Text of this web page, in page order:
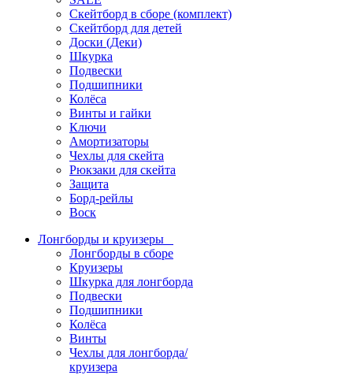
Скейтборд в сборе (комплект)
Скейтборд для детей
Доски (Деки)
Шкурка
Подвески
Подшипники
Колёса
Винты и гайки
Ключи
Амортизаторы
Чехлы для скейта
Рюкзаки для скейта
Защита
Борд-рейлы
Воск
Лонгборды и круизеры
Лонгборды в сборе
Круизеры
Шкурка для лонгборда
Подвески
Подшипники
Колёса
Винты
Чехлы для лонгборда/
круизера